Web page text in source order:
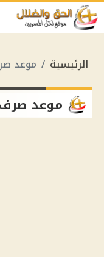
الرئيسية موعد
موعد